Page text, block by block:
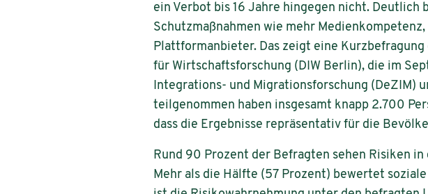
ein Verbot bis 16 Jahre hingegen nicht.
Schutzmaßnahmen wie mehr
Plattformanbieter. Das zeigt eine
für Wirtschaftsforschung (DIW Berlin), die im
Integrations- und Migrationsforschung (DeZIM)
teilgenommen haben insgesamt knapp 2.700
dass die Ergebnisse repräsentativ für die
Rund 90 Prozent der Befragten sehen Risiken
Mehr als die Hälfte (57 Prozent) bewertet